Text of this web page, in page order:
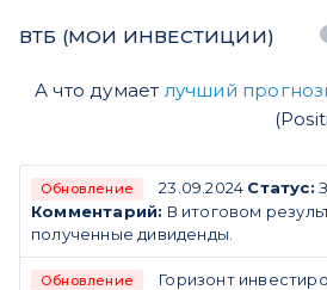
ВТБ (МОИ ИНВЕСТИЦИИ)
А что думает лучший
Обновление 23.09.2024 Статус:
Комментарий: В итоговом
полученные дивиденды.
Обновление
Горизонт